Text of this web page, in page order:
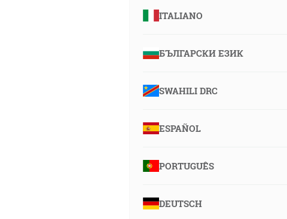
ITALIANO
БЪЛГАРСКИ ЕЗИК
SWAHILI DRC
ESPAÑOL
PORTUGUÊS
DEUTSCH